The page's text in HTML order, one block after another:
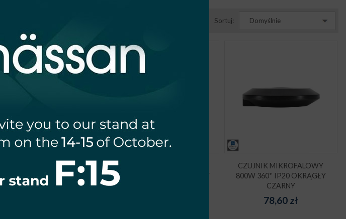
Sortuj: Domyślnie
CZUJNIK MIKROFALOWY
800W 360* IP20 OKRĄGŁY
BIAŁY
1200W 360* IP20 OKRĄGŁY
CZUJNIK MIKROFALOWY
800W 360* IP20 OKRĄGŁY
CZARNY
78,60zł